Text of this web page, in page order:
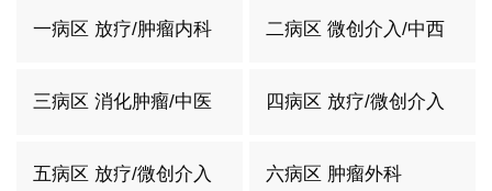
一病区 放疗/肿瘤内科 二病区 微创介入/中西
结合
三病区 消化肿瘤/中医
科
四病区 放疗/微创介入
二科
五病区 放疗/微创介入 六病区 肿瘤外科